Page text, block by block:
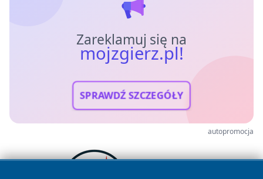
Zareklamuj się na
mojzgierz.pl!
SPRAWDŹ SZCZEGÓŁY
autopromocja